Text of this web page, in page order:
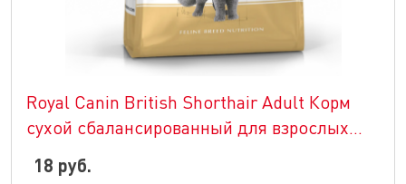
Royal Canin British Shorthair Adult Корм
сухой сбалансированный для взрослых
18 руб.